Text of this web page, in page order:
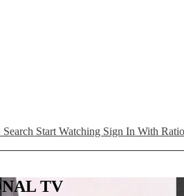
Search Start Watching Sign In With
TV